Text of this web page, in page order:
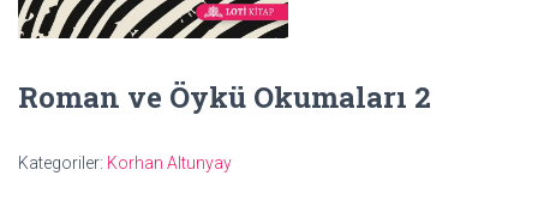
Roman ve Öykü Okumaları 2
Kategoriler: Korhan Altunyay